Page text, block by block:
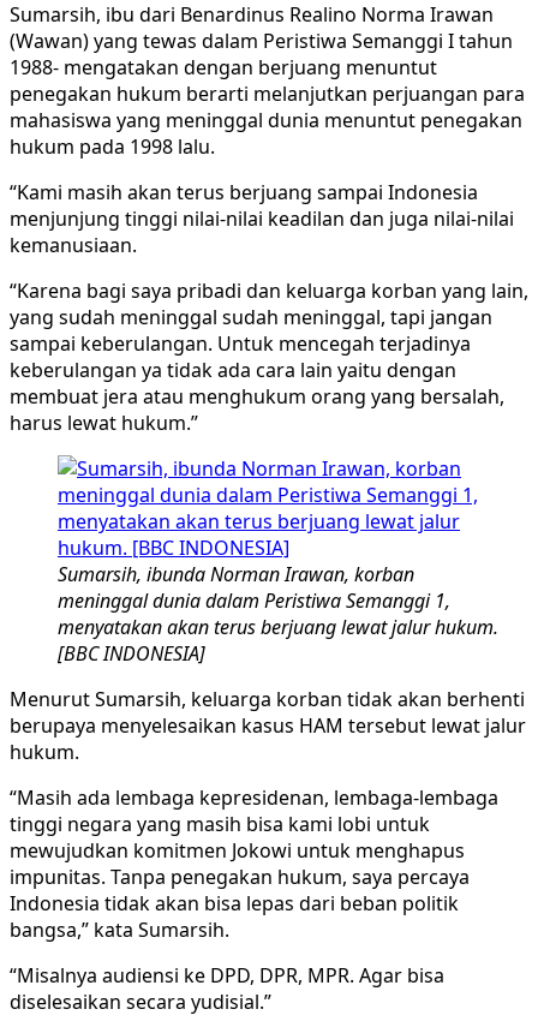
Sumarsih, ibu dari Benardinus Realino Norma Irawan
(Wawan) yang tewas dalam Peristiwa Semanggi I tahun
1988- mengatakan dengan berjuang menuntut
penegakan hukum berarti melanjutkan perjuangan para
mahasiswa yang meninggal dunia menuntut penegakan
hukum pada 1998 lalu.
“Kami masih akan terus berjuang sampai Indonesia
menjunjung tinggi nilai-nilai keadilan dan juga nilai-nilai
kemanusiaan.
“Karena bagi saya pribadi dan keluarga korban yang lain,
yang sudah meninggal sudah meninggal, tapi jangan
sampai keberulangan. Untuk mencegah terjadinya
keberulangan ya tidak ada cara lain yaitu dengan
membuat jera atau menghukum orang yang bersalah,
harus lewat hukum.”
Sumarsih, ibunda Norman Irawan, korban
meninggal dunia dalam Peristiwa Semanggi 1,
menyatakan akan terus berjuang lewat jalur hukum.
[BBC INDONESIA]
Menurut Sumarsih, keluarga korban tidak akan berhenti
berupaya menyelesaikan kasus HAM tersebut lewat jalur
hukum.
“Masih ada lembaga kepresidenan, lembaga-lembaga
tinggi negara yang masih bisa kami lobi untuk
mewujudkan komitmen Jokowi untuk menghapus
impunitas. Tanpa penegakan hukum, saya percaya
Indonesia tidak akan bisa lepas dari beban politik
bangsa,” kata Sumarsih.
“Misalnya audiensi ke DPD, DPR, MPR. Agar bisa
diselesaikan secara yudisial.”